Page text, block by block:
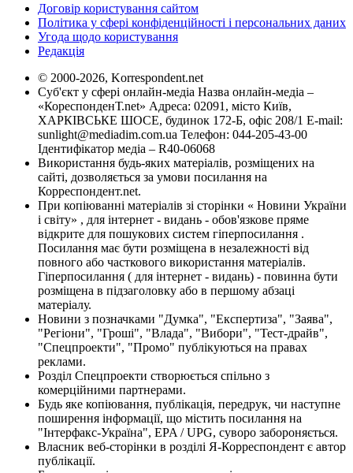
Договір користування сайтом
Політика у сфері конфіденційності і персональних даних
Угода щодо користування
Редакція
© 2000-2026, Korrespondent.net
Суб'єкт у сфері онлайн-медіа Назва онлайн-медіа –
«КореспонденТ.net» Адреса: 02091, місто Київ,
ХАРКІВСЬКЕ ШОСЕ, будинок 172-Б, офіс 208/1 E-mail:
sunlight@mediadim.com.ua Телефон: 044-205-43-00
Ідентифікатор медіа – R40-06068
Використання будь-яких матеріалів, розміщених на
сайті, дозволяється за умови посилання на
Корреспондент.net.
При копіюванні матеріалів зі сторінки « Новини України
і світу» , для інтернет - видань - обов'язкове пряме
відкрите для пошукових систем гіперпосилання .
Посилання має бути розміщена в незалежності від
повного або часткового використання матеріалів.
Гіперпосилання ( для інтернет - видань) - повинна бути
розміщена в підзаголовку або в першому абзаці
матеріалу.
Новини з позначками "Думка", "Експертиза", "Заява",
"Регіони", "Гроші", "Влада", "Вибори", "Тест-драйв",
"Спецпроекти", "Промо" публікуються на правах
реклами.
Розділ Спецпроекти створюється спільно з
комерційними партнерами.
Будь яке копіювання, публікація, передрук, чи наступне
поширення інформації, що містить посилання на
"Інтерфакс-Україна", EPA / UPG, суворо забороняється.
Власник веб-сторінки в розділі Я-Корреспондент є автор
публікації.